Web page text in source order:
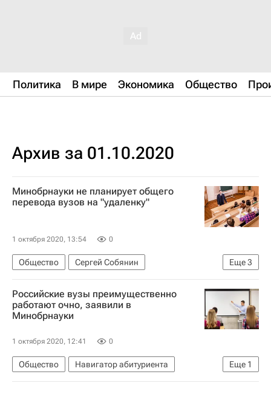
Политика В мире Экономика Общество
Архив за 01.10.2020
Минобрнауки не планирует общего
перевода вузов на "удаленку"
1 октября 2020, 13:54 0
Еще3
Общество
Сергей Собянин
Навигатор абитуриента
Коронавирус COVID-19
Коронавирус в России
Российские вузы преимущественно
работают очно, заявили в
Минобрнауки
1 октября 2020, 12:41 0
Еще 1
Общество
Навигатор абитуриента
Министерство науки и высшего образования РФ (Минобрнауки России)